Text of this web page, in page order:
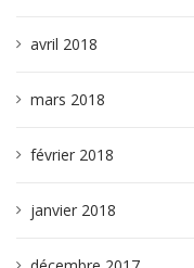
avril 2018
mars 2018
février 2018
janvier 2018